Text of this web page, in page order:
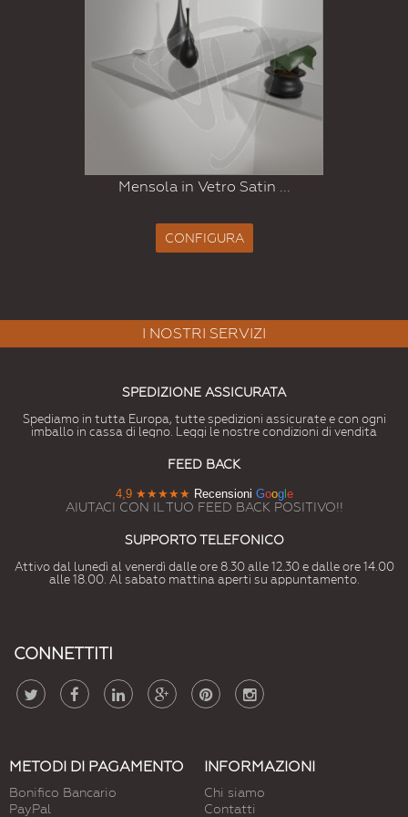
Mensola in Vetro Satin ...
CONFIGURA
I NOSTRI SERVIZI
SPEDIZIONE ASSICURATA
Spediamo in tutta Europa, tutte spedizioni assicurate e con ogni
imballo in cassa di legno. Leggi le nostre condizioni di vendita
FEED BACK
4,9 ★★★★★ Recensioni Googl e
AIUTACI CON IL TUO FEED BACK POSITIVO!!
SUPPORTO TELEFONICO
Attivo dal lunedì al venerdì dalle ore 8.30 alle 12.30 e dalle ore 14.00
alle 18.00. Al sabato mattina aperti su appuntamento.
CONNETTITI
METODI DI PAGAMENTO
Bonifico Bancario
PayPal
INFORMAZIONI
Chi siamo
Contatti